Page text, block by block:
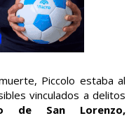
Piccolo estaba al
vinculados a delitos
de San Lorenzo,